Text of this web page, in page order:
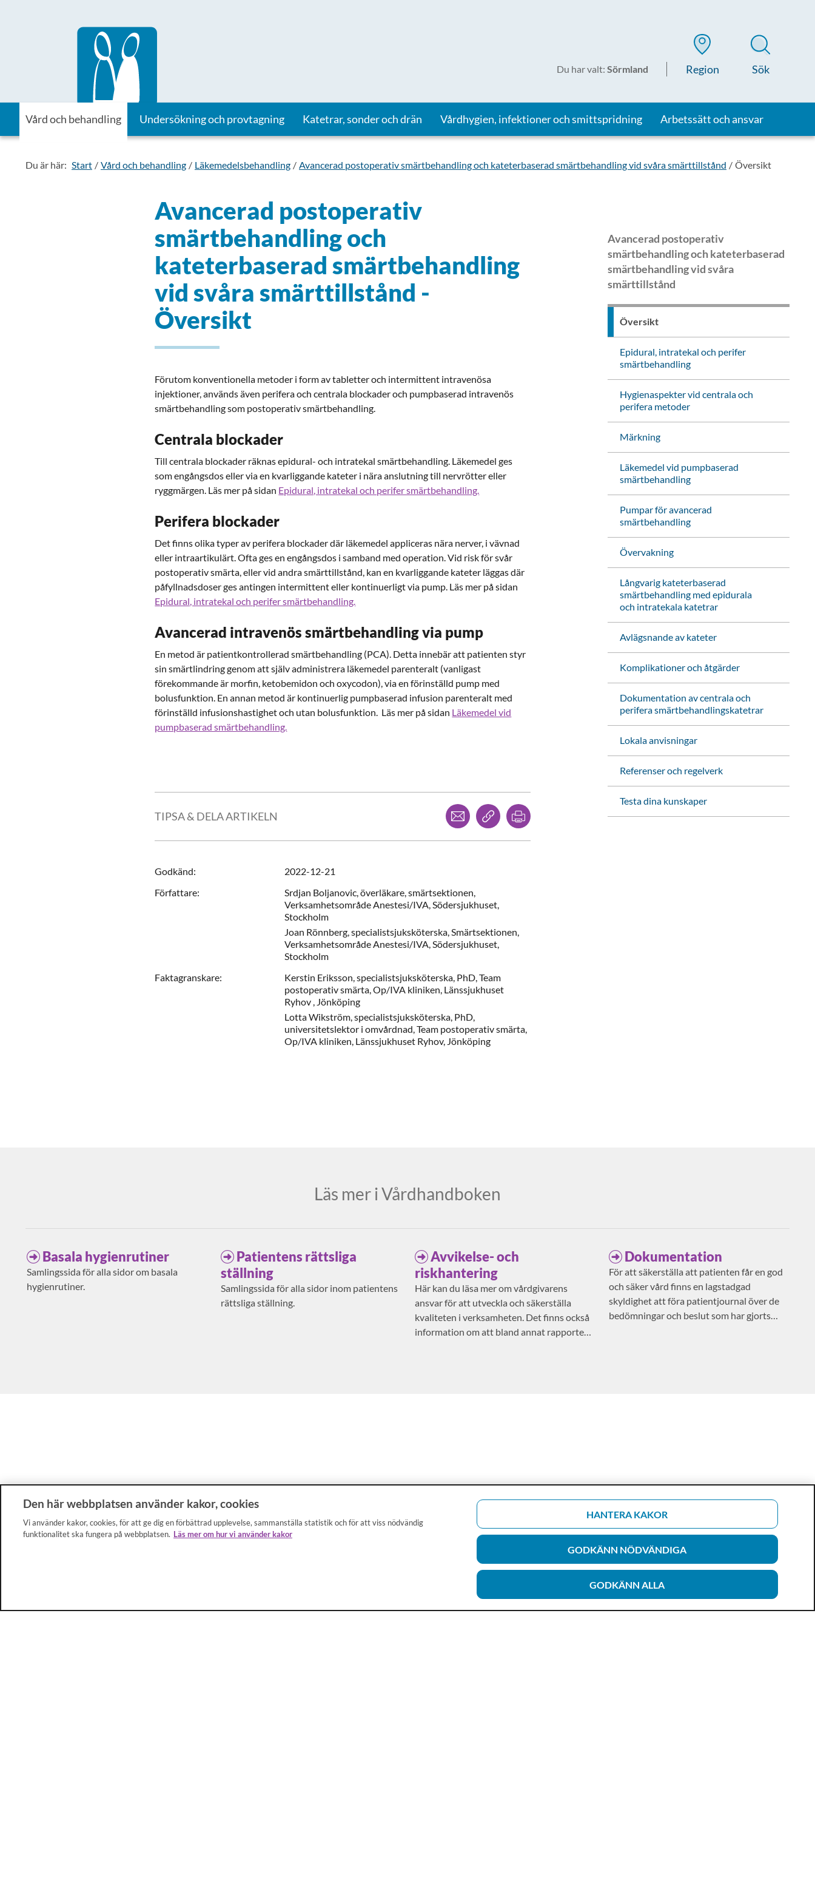
Till startsidan för Vårdhandboken
Du har valt: Sörmland Region Sök
Vård och behandling Undersökning och provtagning Katetrar, sonder och drän Vårdhygien, infektioner och smittspridning Arbetssätt och ansvar
Du är här: Start Vård och behandling Läkemedelsbehandling Avancerad postoperativ smärtbehandling och kateterbaserad smärtbehandling vid svåra smärttillstånd Översikt
Avancerad postoperativ
smärtbehandling och
kateterbaserad smärtbehandling
vid svåra smärttillstånd -
Översikt
Förutom konventionella metoder i form av tabletter och intermittent intravenösa
injektioner, används även perifera och centrala blockader och pumpbaserad intravenös
smärtbehandling som postoperativ smärtbehandling.
Centrala blockader
Till centrala blockader räknas epidural- och intratekal smärtbehandling. Läkemedel ges
som engångsdos eller via en kvarliggande kateter i nära anslutning till nervrötter eller
ryggmärgen. Läs mer på sidan Epidural, intratekal och perifer smärtbehandling.
Perifera blockader
Det finns olika typer av perifera blockader där läkemedel appliceras nära nerver, i vävnad
eller intraartikulärt. Ofta ges en engångsdos i samband med operation. Vid risk för svår
postoperativ smärta, eller vid andra smärttillstånd, kan en kvarliggande kateter läggas där
påfyllnadsdoser ges antingen intermittent eller kontinuerligt via pump. Läs mer på sidan
Epidural, intratekal och perifer smärtbehandling.
Avancerad intravenös smärtbehandling via pump
En metod är patientkontrollerad smärtbehandling (PCA). Detta innebär att patienten styr
sin smärtlindring genom att själv administrera läkemedel parenteralt (vanligast
förekommande är morfin, ketobemidon och oxycodon), via en förinställd pump med
bolusfunktion. En annan metod är kontinuerlig pumpbaserad infusion parenteralt med
förinställd infusionshastighet och utan bolusfunktion. Läs mer på sidan Läkemedel vid
pumpbaserad smärtbehandling.
TIPSA & DELA ARTIKELN
Dela via mejlKopiera länk
Godkänd:
2022-12-21
Författare: Srdjan Boljanovic,överläkare, smärtsektionen,
Verksamhetsområde Anestesi/IVA, Södersjukhuset,
Stockholm
Joan Rönnberg,specialistsjuksköterska,Smärtsektionen,
Verksamhetsområde Anestesi/IVA, Södersjukhuset,
Stockholm
Faktagranskare: Kerstin Eriksson,specialistsjuksköterska, PhD,Team
postoperativ smärta, Op/IVA kliniken, Länssjukhuset
Ryhov , Jönköping
LottaWikström,specialistsjuksköterska, PhD,
universitetslektor i omvårdnad,Team postoperativ smärta,
Op/IVA kliniken, Länssjukhuset Ryhov, Jönköping
Avancerad postoperativ
smärtbehandling och kateterbaserad
smärtbehandling vid svåra
smärttillstånd
Översikt
Epidural, intratekal och perifer
smärtbehandling
Hygienaspekter vid centrala och
perifera metoder
Märkning
Läkemedel vid pumpbaserad
smärtbehandling
Pumpar för avancerad
smärtbehandling
Övervakning
Långvarig kateterbaserad
smärtbehandling med epidurala
och intratekala katetrar
Avlägsnande av kateter
Komplikationer och åtgärder
Dokumentation av centrala och
perifera smärtbehandlingskatetrar
Lokala anvisningar
Referenser och regelverk
Testa dina kunskaper
Läs mer i Vårdhandboken
Basala hygienrutiner
Samlingssida för alla sidor om basala
hygienrutiner.
Patientens rättsliga
ställning
Samlingssida för alla sidor inom patientens
rättsliga ställning.
Avvikelse- och
riskhantering
Här kan du läsa mer om vårdgivarens
ansvar för att utveckla och säkerställa
kvaliteten i verksamheten. Det finns också
information om att bland annat rapportera
Dokumentation
För att säkerställa att patienten får en god
och säker vård finns en lagstadgad
skyldighet att föra patientjournal över de
bedömningar och beslut som har gjorts
Den här webbplatsen använder kakor, cookies
Vi använder kakor, cookies, för att ge dig en förbättrad upplevelse, sammanställa statistik och för att viss nödvändig
funktionalitet ska fungera på webbplatsen. Läs mer om hur vi använder kakor
HANTERA KAKOR
GODKÄNN NÖDVÄNDIGA
GODKÄNN ALLA